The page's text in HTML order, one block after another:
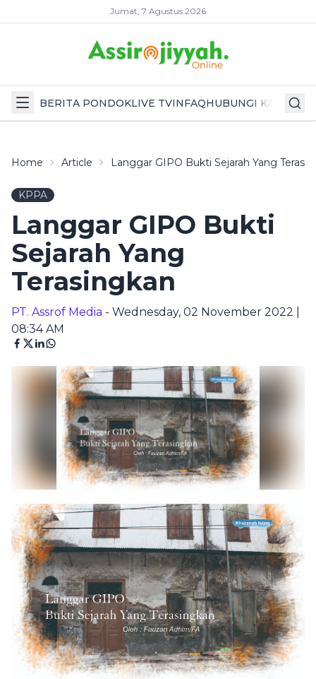
Jumat, 7 Agustus 2026
BERITA PONDOKLIVE TVINFAQHUBUNGI KAMI
Home Article Langgar GIPO Bukti Sejarah Yang
KPPA
Langgar GIPO Bukti
Sejarah Yang
Terasingkan
PT. Assrof Media - Wednesday, 02 November 2022 |
08:34 AM